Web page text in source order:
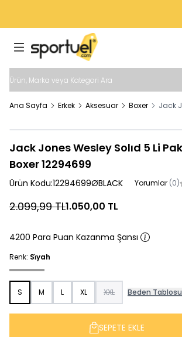
Ana Sayfa Erkek Aksesuar Boxer Jack
Jack Jones Wesley Solıd 5 Li
Boxer 12294699
Ürün Kodu:12294699ØBLACK Yorumlar (0)
2.099,99TL1.050,00 TL
4200 Para Puan Kazanma Şansı
Renk: Si̇yah
S M L XL XXL Beden Tablosu
SEPETE EKLE